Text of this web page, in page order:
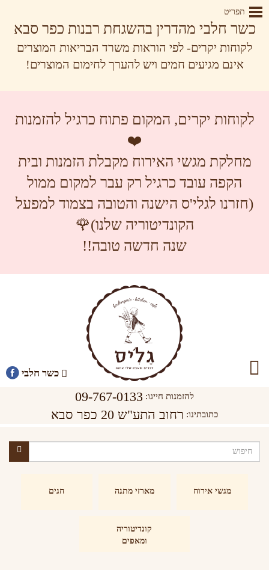
כשר חלבי מהדרין בהשגחת רבנות כפר סבא
לקוחות יקרים- לפי הוראות משרד הבריאות המוצרים
אינם מגיעים חמים ויש להערך לחימום המוצרים!
לקוחות יקרים, המקום פתוח כרגיל להזמנות
❤️
מחלקת מגשי האירוח מקבלת הזמנות ובית
הקפה עובד כרגיל רק עבר למקום ממול
(חזרנו לגלי'ס הישנה והטובה בצמוד למפעל
הקונדיטוריה שלנו)🌹
שנה חדשה טובה!!
תפריט
כשר חלבי
להזמנות חייגו: 09-767-0133
כתובתינו: רחוב התע"ש 20 כפר סבא
מגשי אירוח מארזי מתנה חגים
קונדיטוריה
ומאפים